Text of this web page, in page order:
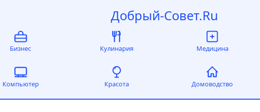
Добрый-Совет.Ru
Бизнес Кулинария Медицина
Компьютер Красота Домоводство